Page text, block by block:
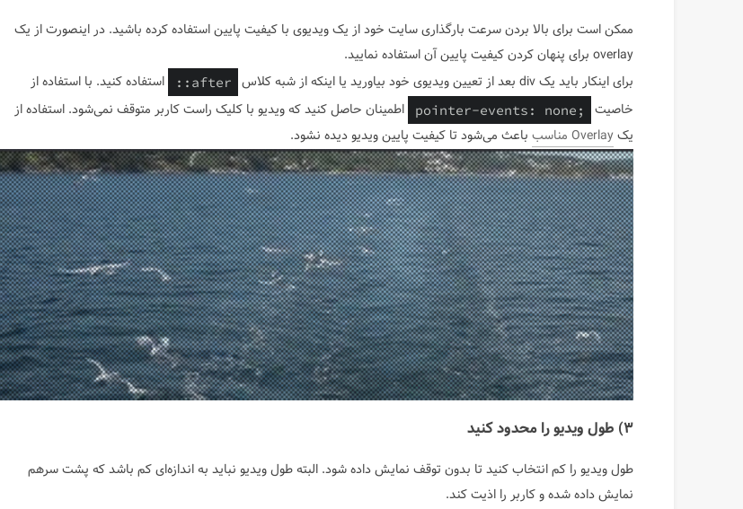
ممکن است برای بالا بردن سرعت بارگذاری سایت خود از یک ویدیوی با کیفیت پایین استفاده کرده باشید. در اینصورت از یک
overlay برای پنهان کردن کیفیت پایین آن استفاده نمایید.
برای اینکار باید یک div بعد از تعیین ویدیوی خود بیاورید یا اینکه از شبه کلاس
::after
استفاده کنید. با استفاده از
خاصیت
pointer-events: none;
اطمینان حاصل کنید که ویدیو با کلیک راست کاربر متوقف نمی‌شود. استفاده از
یک Overlay مناسب باعث می‌شود تا کیفیت پایین ویدیو دیده نشود.
۳) طول ویدیو را محدود کنید
طول ویدیو را کم انتخاب کنید تا بدون توقف نمایش داده شود. البته طول ویدیو نباید به اندازه‌ای کم باشد که پشت سرهم
نمایش داده شده و کاربر را اذیت کند.